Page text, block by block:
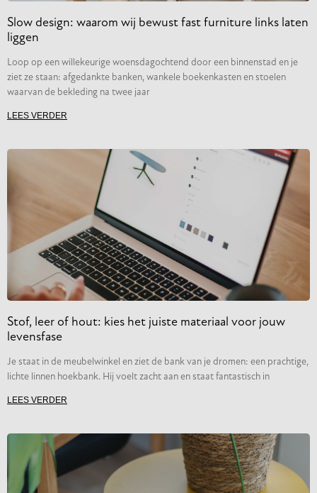
Slow design: waarom wij bewust fast furniture links laten
liggen
Loop op een willekeurige woensdagochtend door een binnenstad en je
ziet ze staan: afgedankte banken, wankele boekenkasten en stoelen
waarvan de bekleding na twee jaar
LEES VERDER
Stof, leer of hout: kies het juiste materiaal voor jouw
levensfase
Je staat in de meubelwinkel en ziet de bank van je dromen: een prachtige,
lichte linnen hoekbank. Hij voelt zacht aan en staat fantastisch in
LEES VERDER